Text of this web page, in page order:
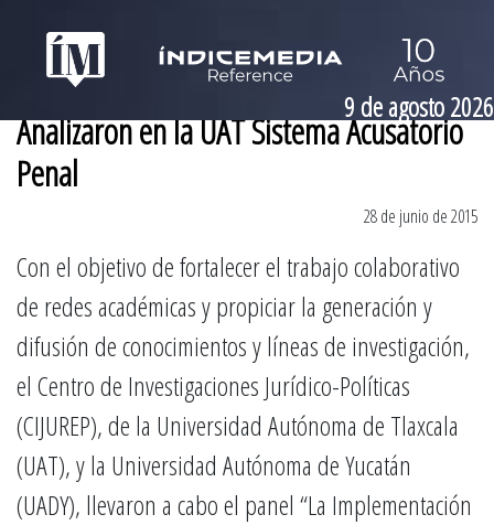
9 de agosto 2026
Analizaron en la UAT Sistema Acusatorio
Penal
28 de junio de 2015
Con el objetivo de fortalecer el trabajo colaborativo
de redes académicas y propiciar la generación y
difusión de conocimientos y líneas de investigación,
el Centro de Investigaciones Jurídico-Políticas
(CIJUREP), de la Universidad Autónoma de Tlaxcala
(UAT), y la Universidad Autónoma de Yucatán
(UADY), llevaron a cabo el panel “La Implementación